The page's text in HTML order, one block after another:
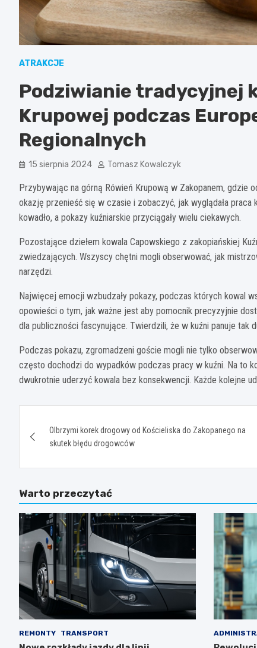
ATRAKCJE
Podziwianie tradycyjnej
Krupowej podczas
Regionalnych
15 sierpnia 2024 Tomasz Kowalczyk
Przybywając na górną Rówień Krupową w Zakopanem, gdzie
okazję przenieść się w czasie i zobaczyć, jak wyglądała
kowadło, a pokazy kuźniarskie przyciągały wielu ciekawych.
Pozostające dziełem kowala Capowskiego z zakopiańskiej
zwiedzających. Wszyscy chętni mogli obserwować, jak
narzędzi.
Najwięcej emocji wzbudzały pokazy, podczas których kowal
opowieści o tym, jak ważne jest aby pomocnik precyzyjnie
dla publiczności fascynujące. Twierdzili, że w kuźni panuje tak
Podczas pokazu, zgromadzeni goście mogli nie tylko
często dochodzi do wypadków podczas pracy w kuźni. Na to
dwukrotnie uderzyć kowala bez konsekwencji. Każde kolejne
wpisu
Olbrzymi korek drogowy od Kościeliska do Zakopanego na
skutek błędu drogowców
Warto przeczytać
REMONTY TRANSPORT